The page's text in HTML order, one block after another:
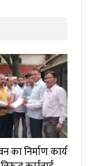
का निर्माण कार्य